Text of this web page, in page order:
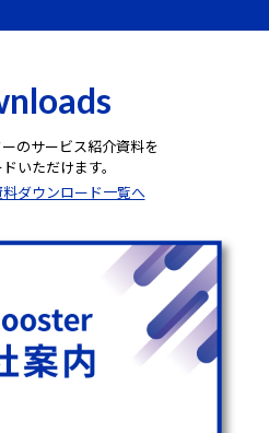
のサービス紹介資料を
いただけます。
ダウンロード一覧へ